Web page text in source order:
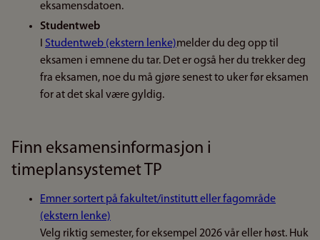
eksamensdatoen.
Studentweb
Studentweb (ekstern lenke)melder du deg opp til
eksamen i emnene du tar. Det er også her du trekker deg
fra eksamen, noe du må gjøre senest to uker før eksamen
for at det skal være gyldig.
Finn eksamensinformasjon i
timeplansystemet TP
Emner sortert på fakultet/institutt eller fagområde
(ekstern lenke)
Velg riktig semester, for eksempel 2026 vår eller høst. Huk